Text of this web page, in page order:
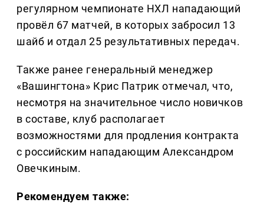
регулярном чемпионате НХЛ нападающий
провёл 67 матчей, в которых забросил 13
шайб и отдал 25 результативных передач.
Также ранее генеральный менеджер
«Вашингтона» Крис Патрик отмечал, что,
несмотря на значительное число новичков
в составе, клуб располагает
возможностями для продления контракта
с российским нападающим Александром
Овечкиным.
Рекомендуем также: